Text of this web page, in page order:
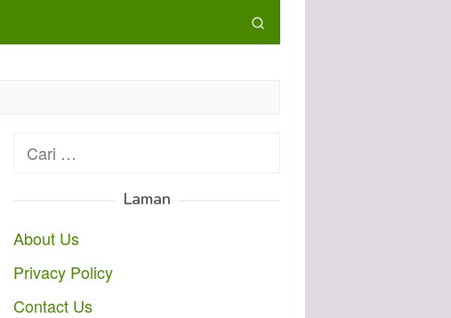
Cari
Laman
About Us
Privacy Policy
Contact Us